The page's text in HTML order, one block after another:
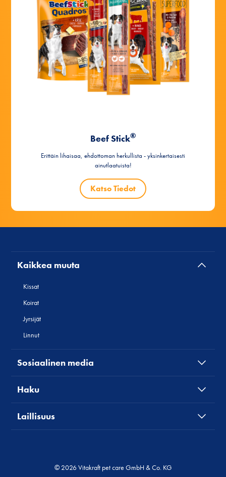
Kaikkea muuta
Kissat
Koirat
Jyrsijät
Linnut
Sosiaalinen media
Haku
Laillisuus
© 2026 Vitakraft pet care GmbH & Co. KG